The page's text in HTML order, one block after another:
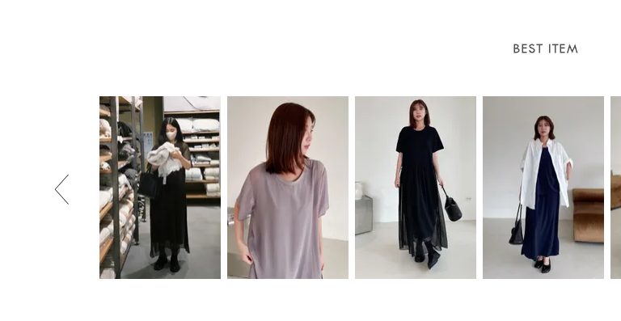
自留款!雙層雪紡紗長
洋裝(直播款)
NT.1280
Connie選色)自留款!雙
層雪紡紗長洋裝(直播
Connie推薦款！棉短
袖雙層雪紡紗洋裝(直
播款)
NT.1370
Connie推薦款！細肩
PP背心＋鉛筆裙
SET(直播款)
NT.1640